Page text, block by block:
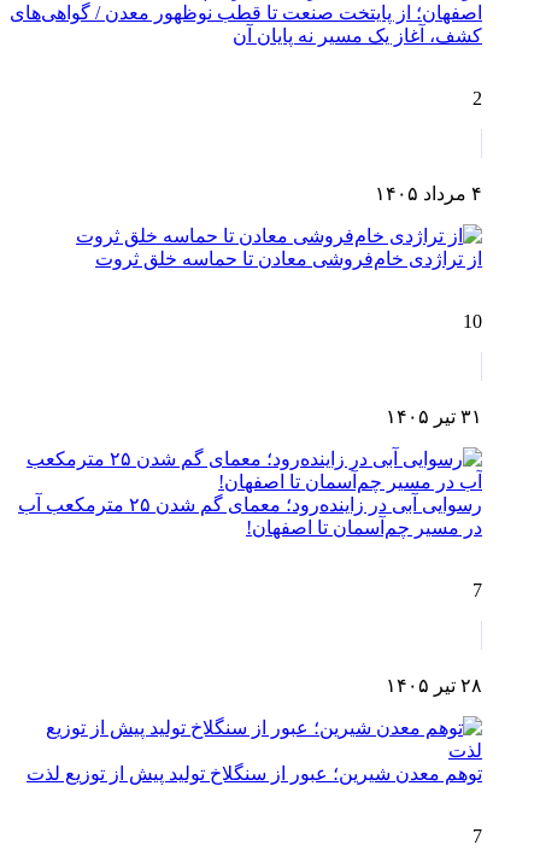
اصفهان؛ از پایتخت صنعت تا قطب نوظهور معدن / گواهی‌های
کشف، آغاز یک مسیر نه پایان آن
2
۴ مرداد ۱۴۰۵
از تراژدی خام‌فروشی معادن تا حماسه خلق ثروت
10
۳۱ تیر ۱۴۰۵
رسوایی آبی در زاینده‌رود؛ معمای گم شدن ۲۵ مترمکعب آب
در مسیر چم‌آسمان تا اصفهان!
7
۲۸ تیر ۱۴۰۵
توهم معدن شیرین؛ عبور از سنگلاخ تولید پیش از توزیع لذت
7